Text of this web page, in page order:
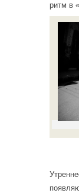
ритм в